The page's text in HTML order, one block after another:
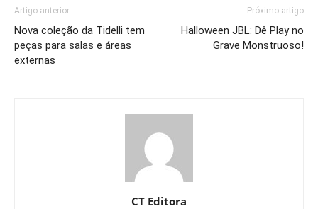
Artigo anterior
Nova coleção da Tidelli tem
peças para salas e áreas
externas
Próximo artigo
Halloween JBL: Dê Play no
Grave Monstruoso!
CT Editora